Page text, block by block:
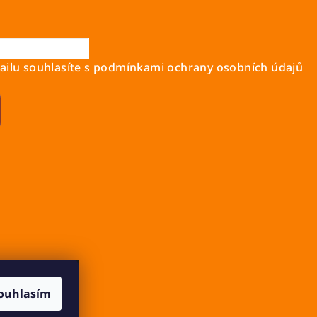
souhlasíte s podmínkami ochrany osobních údajů